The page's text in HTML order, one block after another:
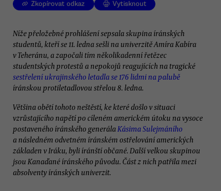
Zkopírovat odkaz Vytisknout
Níže přeložebné prohlášení sepsala skupina íránských
studentů, kteří se 11. ledna sešli na univerzitě Amíra Kabíra
v Teheránu, a započali tím několikadenní řetězec
studentských protestů a nepokojů reagujících na tragické
sestřelení ukrajinského letadla se 176 lidmi na palubě
íránskou protiletadlovou střelou 8. ledna.
Většina obětí tohoto neštěstí, ke které došlo v situaci
vzrůstajícího napětí po cíleném americkém útoku na vysoce
postaveného íránského generála Kásima Sulejmáního
a následném odvetném íránském ostřelování amerických
základen v Iráku, byli íránští občané. Další velkou skupinou
jsou Kanaďané íránského původu. Část z nich patřila mezi
absolventy íránských univerzit.